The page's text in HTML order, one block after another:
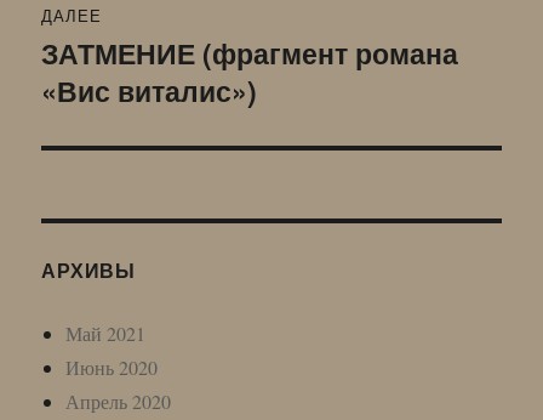
ДАЛЕЕ
Следующая
запись:
ЗАТМЕНИЕ (фрагмент романа
«Вис виталис»)
АРХИВЫ
Май 2021
Июнь 2020
Апрель 2020